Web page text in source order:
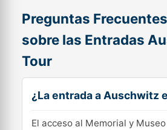
Preguntas
sobre las Entradas
Tour
¿La entrada a Auschwitz
El acceso al Memorial y